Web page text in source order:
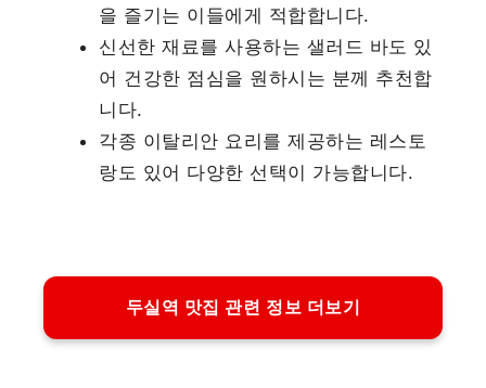
을 즐기는 이들에게 적합합니다.
신선한 재료를 사용하는 샐러드 바도 있
어 건강한 점심을 원하시는 분께 추천합
니다.
각종 이탈리안 요리를 제공하는 레스토
랑도 있어 다양한 선택이 가능합니다.
두실역 맛집 관련 정보 더보기